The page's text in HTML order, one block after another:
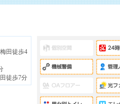
田徒歩4
徒歩7分